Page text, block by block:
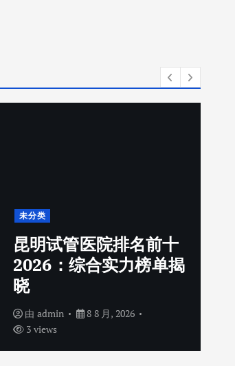
未分类
昆明试管医院排名前十
2026：综合实力榜单揭
晓
由 admin
8 8 月, 2026
3 views